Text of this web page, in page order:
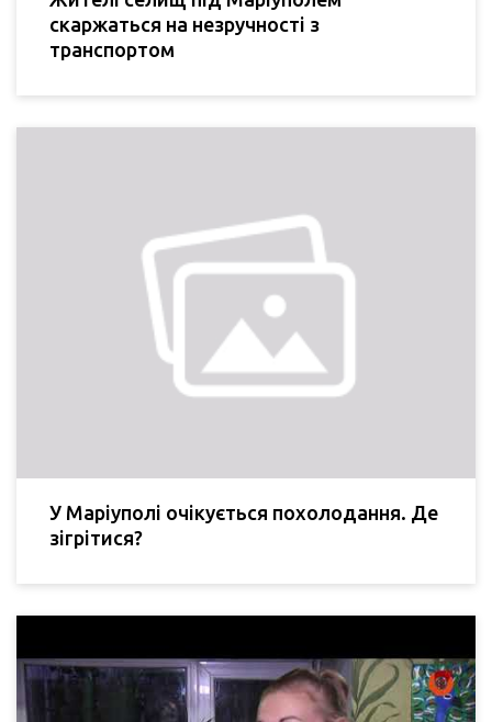
скаржаться на незручності з
транспортом
У Маріуполі очікується похолодання. Де
зігрітися?